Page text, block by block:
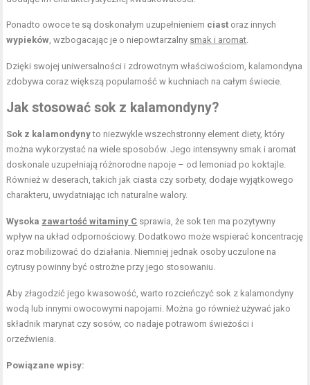
Ponadto owoce te są doskonałym uzupełnieniem ciast oraz innych
wypieków, wzbogacając je o niepowtarzalny smak i aromat.
Dzięki swojej uniwersalności i zdrowotnym właściwościom, kalamondyna
zdobywa coraz większą popularność w kuchniach na całym świecie.
Jak stosować sok z kalamondyny?
Sok z kalamondynyto niezwykle wszechstronny element diety, który
można wykorzystać na wiele sposobów. Jego intensywny smak i aromat
doskonale uzupełniają różnorodne napoje – od lemoniad po koktajle.
Również w deserach, takich jak ciasta czy sorbety, dodaje wyjątkowego
charakteru, uwydatniając ich naturalne walory.
Wysoka zawartość witaminy C sprawia, że sok ten ma pozytywny
wpływ na układ odpornościowy. Dodatkowo może wspierać koncentrację
oraz mobilizować do działania. Niemniej jednak osoby uczulone na
cytrusy powinny być ostrożne przy jego stosowaniu.
Aby złagodzić jego kwasowość, warto rozcieńczyć sok z kalamondyny
wodą lub innymi owocowymi napojami. Można go również używać jako
składnik marynat czy sosów, co nadaje potrawom świeżości i
orzeźwienia.
Powiązane wpisy: